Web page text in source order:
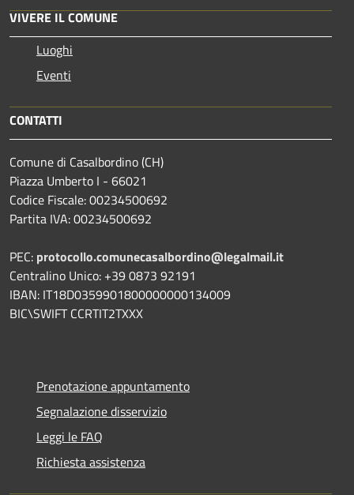
VIVERE IL COMUNE
Luoghi
Eventi
CONTATTI
Comune di Casalbordino (CH)
Piazza Umberto I - 66021
Codice Fiscale: 00234500692
Partita IVA: 00234500692
PEC: protocollo.comunecasalbordino@legalmail.it
Centralino Unico: +39 0873 92191
IBAN: IT18D0359901800000000134009
BIC\SWIFT CCRTIT2TXXX
Prenotazione appuntamento
Segnalazione disservizio
Leggi le FAQ
Richiesta assistenza